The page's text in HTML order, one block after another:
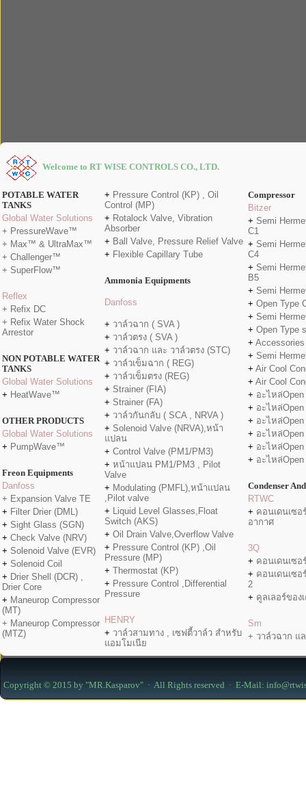
POTABLE WATER
TANKS
Global Water Solutions
+ PressureWave™
+ Max™ & UltraMax™
+ Challenger™
+ SuperFlow™
Reflex
+ Refix DC
+ Refix Water Shock
Arrestor
NON POTABLE WATER
TANKS
Global Water Solutions
+ HeatWave™
OTHER PRODUCTS
Global Water Solutions
+ PumpWave™
Freon Equipments
Danfoss
+ Expansion Valve TE
+ Filter Drier (DML)
+ Sight Glass (SGN)
+ Check Valve (NRV)
+ Solenoid Valve (EVR)
+ Solenoid Coil
+ Drier Shell (DCR) ,
Drier Core
+ Maneurop Compressor
(MT)
+ Maneurop Compressor
(MTZ)
+ Pressure Control (KP) , Oil
Control (MP)
+ Rotalock Valve, Vibration
Absorber
+ Ball Valve, Pressure Relief Valve
+ Flexible Capillary Tube
Ammonia Equipments
Danfoss
+ วาล์วฉาก ( SVA )
+ วาล์วตรง ( SVA )
+ วาล์วฉาก และ วาล์วตรง (STC)
+ วาล์วเข็มฉาก ( REG)
+ วาล์วเข็มตรง (REG)
+ Strainer (FIA)
+ Strainer (FA)
+ วาล์วกันกลับ ( SCA , NRVA )
+ Solenoid Valve (NRVA),หน้า
แปลน
+ Control Valve (PM1/PM3)
+ หน้าแปลน PM1/PM3 , Pilot
Valve
+ Modulating (PMFL),หน้าแปลน
,Pilot valve
+ Liquid Level Glasses,Float
Switch (AKS)
+ Oil Drain Valve,Overflow Valve
+ Pressure Control (KP) ,Oil
Pressure (MP)
+ Thermostat (KP)
+ Pressure Control ,Differential
Pressure
HENRY
+ วาล์วสามทาง , เซฟตี้วาล์ว สำหรับ
แอมโมเนีย
Compressor
Bitzer
+ Semi
C1
+ Semi
C4
+ Semi
B5
+ Semi
+ Open Type
+ Semi
+ Open Type
+
+ Semi
+ Air Cool
+ Air Cool
+ อะไหล่Open
+ อะไหล่Open
+ อะไหล่Open
+ อะไหล่Open
+ อะไหล่Open
+ อะไหล่Open
Condenser
RTWC
+ คอนเดนเซ
อากาศ
3Q
+ คอนเดนเซ
+ คอนเดนเซ
2
+ คูลเลอร์ของ
Sm
+ วาล์วฉาก แ
Copyright © 2015 by "MR.Kasparov" · All Rights reserved · E-Mail:
Welcome to RT WISE CONTROLS CO., LTD.